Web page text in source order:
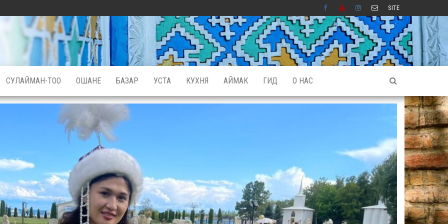
SITE
СУЛАЙМАН-ТОО ОШАНЕ БАЗАР УСТА КУХНЯ АЙМАК ГИД О НАС